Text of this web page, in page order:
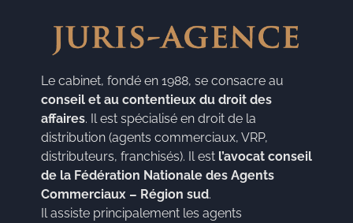
Le cabinet, fondé en 1988, se consacre au
conseil et au contentieux du droit des
affaires. Il est spécialisé en droit de la
distribution (agents commerciaux, VRP,
distributeurs, franchisés). Il est l’avocat conseil
de la Fédération Nationale des Agents
Commerciaux – Région sud.
Il assiste principalement les agents